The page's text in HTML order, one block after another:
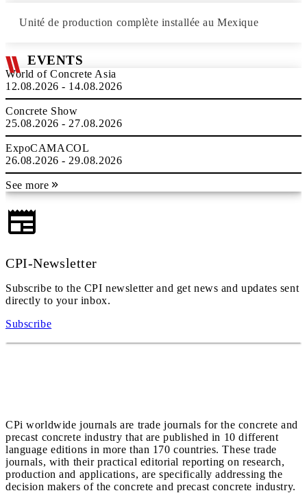
Unité de production complète installée au Mexique
EVENTS
World of Concrete Asia
12.08.2026 - 14.08.2026
Concrete Show
25.08.2026 - 27.08.2026
ExpoCAMACOL
26.08.2026 - 29.08.2026
See more
CPI-Newsletter
Subscribe to the CPI newsletter and get news and updates sent
directly to your inbox.
Subscribe
CPi worldwide journals are trade journals for the concrete and
precast concrete industry that are published in 10 different
language editions in more than 170 countries. These trade
journals, with their practical editorial reporting on research,
production and applications, are specifically addressing the
decision makers of the concrete and precast concrete industry.